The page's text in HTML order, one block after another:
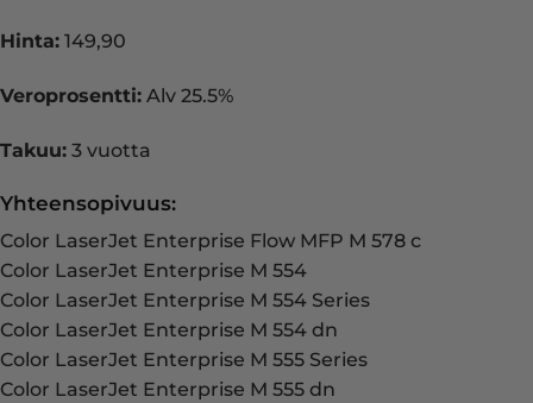
Hinta: 149,90
Veroprosentti: Alv 25.5%
Takuu: 3 vuotta
Yhteensopivuus:
Color LaserJet Enterprise Flow MFP M 578 c
Color LaserJet Enterprise M 554
Color LaserJet Enterprise M 554 Series
Color LaserJet Enterprise M 554 dn
Color LaserJet Enterprise M 555 Series
Color LaserJet Enterprise M 555 dn